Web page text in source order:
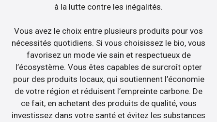
à la lutte contre les inégalités.
Vous avez le choix entre plusieurs produits pour vos
nécessités quotidiens. Si vous choisissez le bio, vous
favorisez un mode vie sain et respectueux de
l’écosystème. Vous êtes capables de surcroît opter
pour des produits locaux, qui soutiennent l’économie
de votre région et réduisent l’empreinte carbone. De
ce fait, en achetant des produits de qualité, vous
investissez dans votre santé et évitez les substances